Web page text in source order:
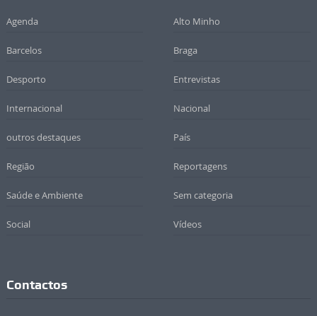
Agenda Alto Minho
Barcelos Braga
Desporto Entrevistas
Internacional Nacional
outros destaques País
Região Reportagens
Saúde e Ambiente Sem categoria
Social Vídeos
Contactos